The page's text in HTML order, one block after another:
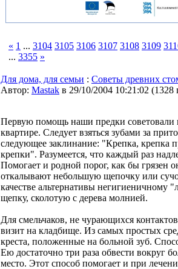
« 1 ... 3104 3105 3106 3107 3108 3109
... 3355 »
Для дома, для семьи : Советы древних
Автор: Мastak в 29/10/2004 10:21:02 (1328
Первую помощь наши предки советовали
квартире. Следует взяться зубами за
следующее заклинание: "Крепка, крепка
крепки". Разумеется, что каждый раз
Помогает и родной порог, как бы грязен
откалывают небольшую щепочку или
качестве альтернативы негигиеничному
щепку, сколотую с дерева молнией.
Для смельчаков, не чурающихся
визит на кладбище. Из самых простых
креста, положенные на больной зуб.
Ею достаточно три раза обвести вокруг
место. Этот способ помогает и при